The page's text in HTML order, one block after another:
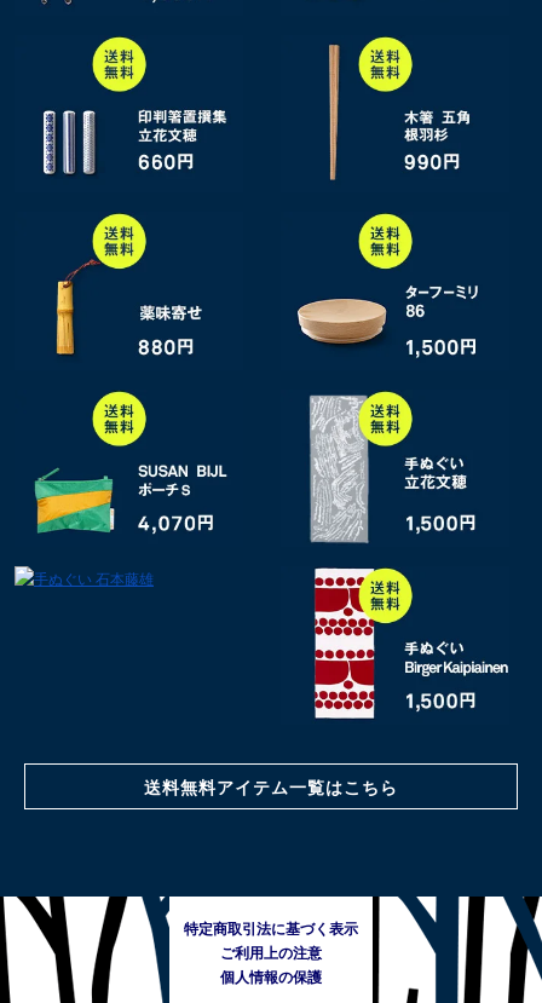
送料無料アイテム一覧はこちら
特定商取引法に基づく表示
ご利用上の注意
個人情報の保護